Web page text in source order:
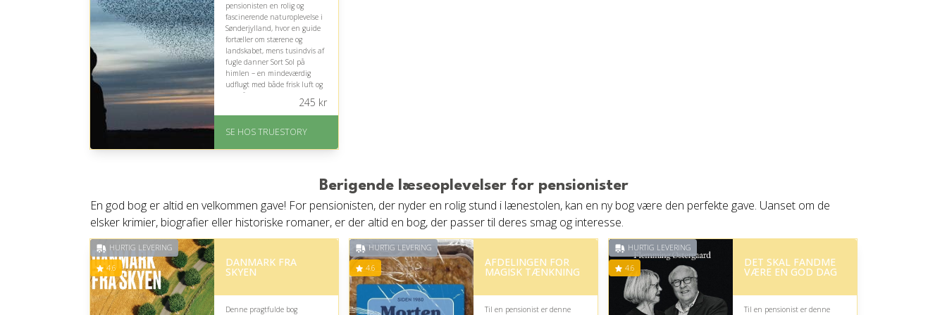
pensionisten en rolig og
fascinerende naturoplevelse i
Sønderjylland, hvor en guide
fortæller om stærene og
landskabet, mens tusindvis af
fugle danner Sort Sol på
himlen – en mindeværdig
udflugt med både frisk luft og
storslåede syn.
På lager
Levering: 1-2 dages
245 kr
SE HOS TRUESTORY
Berigende læseoplevelser for pensionister
En god bog er altid en velkommen gave! For pensionisten, der nyder en rolig stund i lænestolen, kan en ny bog være den perfekte gave. Uanset om de
elsker krimier, biografier eller historiske romaner, er der altid en bog, der passer til deres smag og interesse.
HURTIG LEVERING
4.6 DANMARK FRA
SKYEN
Denne pragtfulde bog
HURTIG LEVERING
4.6 AFDELINGEN FOR
MAGISK TÆNKNING
Til en pensionist er denne
HURTIG LEVERING
4.6 DET SKAL FANDME
VÆRE EN GOD DAG
Til en pensionist er denne